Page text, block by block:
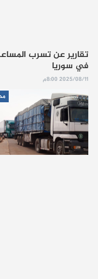
تقارير عن تسرب
في سوريا
2025/08/11 8:00م